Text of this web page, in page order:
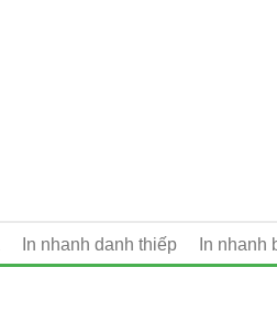
In nhanh danh thiếp In nhanh